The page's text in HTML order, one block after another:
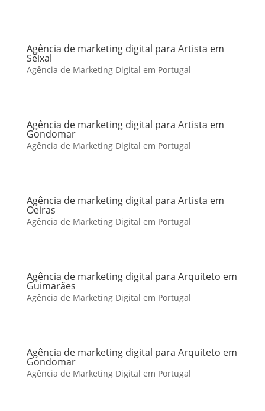
Agência de marketing digital para Artista em
Seixal
Agência de Marketing Digital em Portugal
Agência de marketing digital para Artista em
Gondomar
Agência de Marketing Digital em Portugal
Agência de marketing digital para Artista em
Oeiras
Agência de Marketing Digital em Portugal
Agência de marketing digital para Arquiteto em
Guimarães
Agência de Marketing Digital em Portugal
Agência de marketing digital para Arquiteto em
Gondomar
Agência de Marketing Digital em Portugal